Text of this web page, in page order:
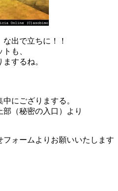
出で立ちに！！
も、
するね。
にござりまする。
（秘密の入口）より
ォームよりお願いいたします